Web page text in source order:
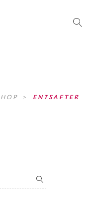
> ENTSAFTER